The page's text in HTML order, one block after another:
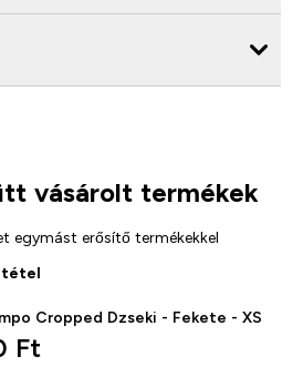
vásárolt termékek
egymást erősítő termékekkel
tétel
Cropped Dzseki - Fekete - XS
Ft‎